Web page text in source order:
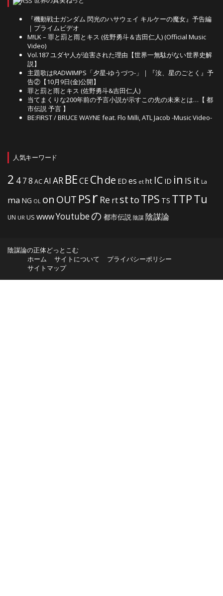
『機動戦士ガンダム 閃光のハサウェイ キルケーの魔女』予告編
｜プライムビデオ
M!LK – 罪と罰と雨とキス (佐野勇斗＆吉田仁人) (Official Music
Video)
Vol.187 ユダヤ人が迫害された理由【世界一無駄がない世界史解
説】
主題歌はRADWIMPS「夕星-ゆうづつ-」｜『汝、星のごとく』予
告②【10月9日(金)公開】
罪と罰と雨とキス (佐野勇斗&吉田仁人)
当てまくりな200年前の予言小説が示すこの先の未来とは…【 都
市伝説 予言 】
BE:FIRST / BRUCE WAYNE feat. Flo Milli, ATL Jacob -Music Video-
人気キーワード
2 478 ACAI AR BECE Chde ED es et ht IC ID in IS it La
ma NG OL on OUT PSr Re rtsttoTPS TS TTPTu
UN UR US wwwYoutubeの 都市伝説 陰謀 陰謀論
陰謀論の正体どっとこむ
ホーム
サイトについて
プライバシーポリシー
サイトマップ